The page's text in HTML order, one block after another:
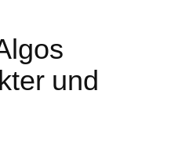
und